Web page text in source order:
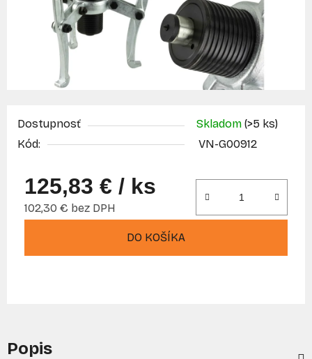
Dostupnosť Skladom (>5 ks)
Kód:
VN-G00912
125,83 € / ks
102,30 € bez DPH
DO KOŠÍKA
Popis